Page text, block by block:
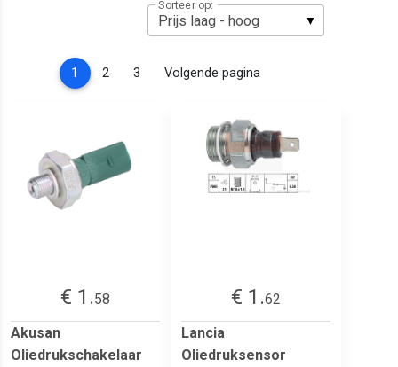
Sorteer op:
1 (current)
2 3 Volgende pagina
€ 1.58
Akusan
Oliedrukschakelaar
€ 1.62
Lancia
Oliedruksensor